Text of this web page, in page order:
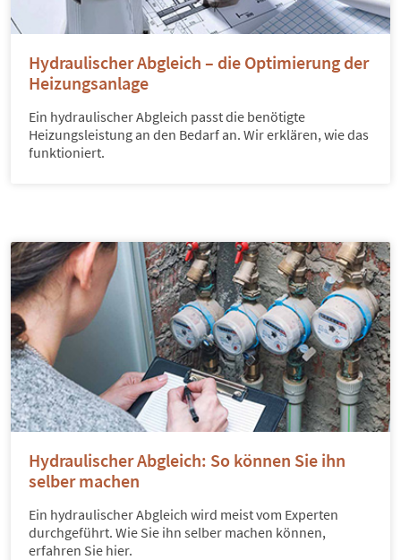
Hydraulischer Abgleich – die Optimierung der
Heizungsanlage
Ein hydraulischer Abgleich passt die benötigte
Heizungsleistung an den Bedarf an. Wir erklären, wie das
funktioniert.
Hydraulischer Abgleich: So können Sie ihn
selber machen
Ein hydraulischer Abgleich wird meist vom Experten
durchgeführt. Wie Sie ihn selber machen können,
erfahren Sie hier.